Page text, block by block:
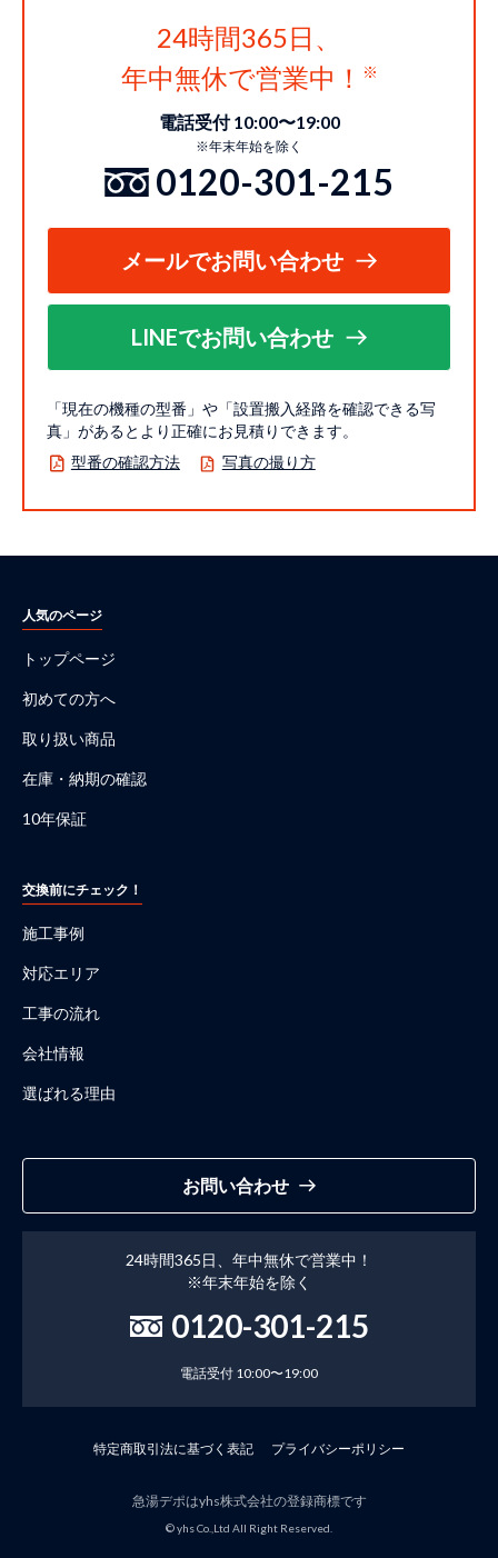
24時間365日、
年中無休で営業中！
電話受付 10:00〜19:00
※年末年始を除く
0120-301-215
メールでお問い合わせ
LINEでお問い合わせ
「現在の機種の型番」や「設置搬入経路を確認できる写
真」があるとより正確にお見積りできます。
型番の確認方法
写真の撮り方
人気のページ
トップページ
初めての方へ
取り扱い商品
在庫・納期の確認
10年保証
交換前にチェック！
施工事例
対応エリア
工事の流れ
会社情報
選ばれる理由
お問い合わせ
24時間365日、年中無休で営業中！
※年末年始を除く
0120-301-215
電話受付 10:00〜19:00
特定商取引法に基づく表記 プライバシーポリシー
急湯デポはyhs株式会社の登録商標です
© yhs Co.,Ltd All Right Reserved.